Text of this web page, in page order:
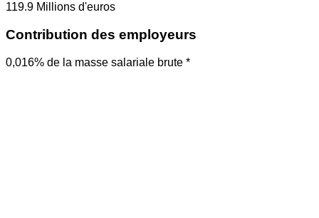
119.9 Millions d'euros
Contribution des employeurs
0,016% de la masse salariale brute *